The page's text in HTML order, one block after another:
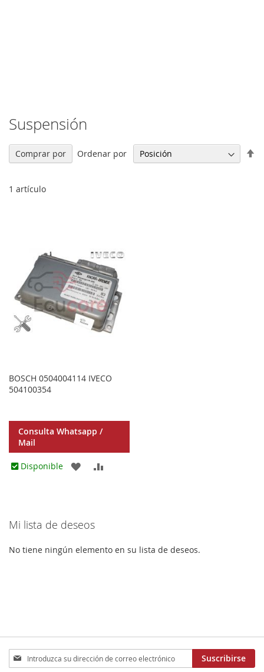
Suspensión
1 artículo
Ordenar por
BOSCH 0504004114 IVECO
504100354
Consulta Whatsapp /
Mail
Disponible
AGREGAR
FAVORITOS
Comprar por
Mi lista de deseos
No tiene ningún elemento en su lista de deseos.
Inscríbase
a
Suscribirse